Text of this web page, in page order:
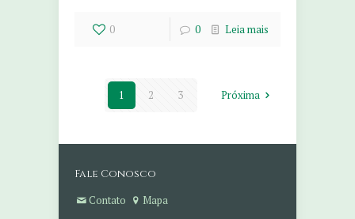
0 0 Leia mais
1 2 3 Próxima
Fale Conosco
Contato
Mapa